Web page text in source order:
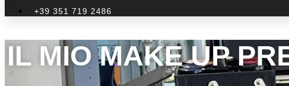
+39 351 719 2486
IL MIO MAKE UP